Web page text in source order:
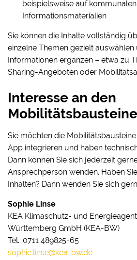
beispielsweise auf
Informationsmaterialien
Sie können die Inhalte vollständig
einzelne Themen gezielt
Informationen ergänzen – etwa zu
Sharing-Angeboten oder
Interesse an den
Sie möchten die
App integrieren und haben
Dann können Sie sich jederzeit
Ansprechperson wenden. Haben
Inhalten? Dann wenden Sie sich
Sophie Linse
KEA Klimaschutz- und
Württemberg GmbH (KEA-BW)
Tel.: 0711 489825-65
sophie.linse@kea-bw.de